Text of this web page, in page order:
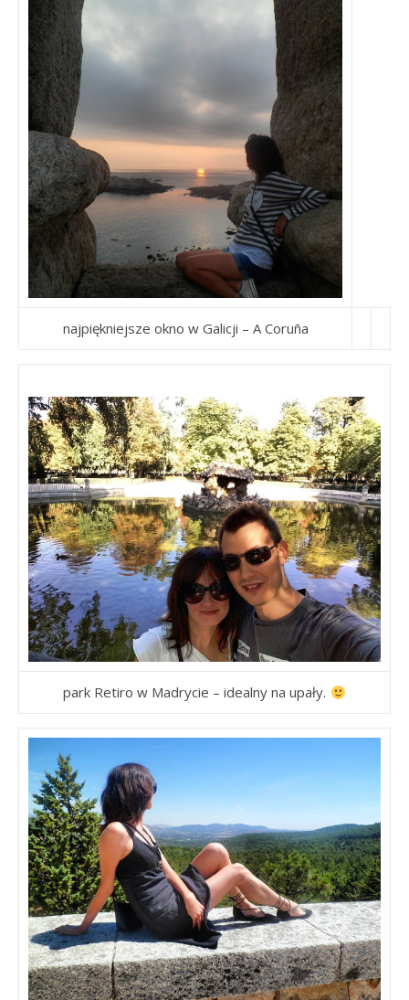
najpiękniejsze okno w Galicji – A Coruña
park Retiro w Madrycie – idealny na upały.